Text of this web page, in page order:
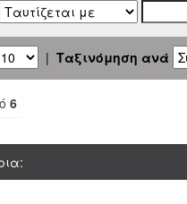
| Ταξινόμηση ανά
6